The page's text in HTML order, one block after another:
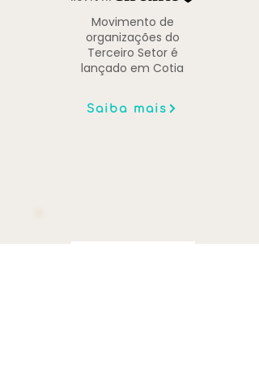
Movimento de
organizações do
Terceiro Setor é
lançado em Cotia
Saiba mais